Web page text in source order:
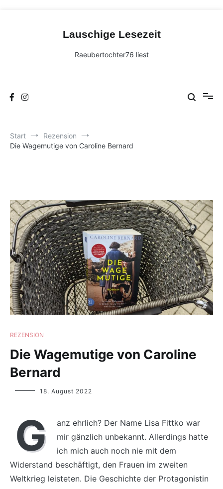
Lauschige Lesezeit
Raeubertochter76 liest
Start
Rezension
Die Wagemutige von Caroline Bernard
REZENSION
Die Wagemutige von Caroline
Bernard
Yvonne
18. August 2022
G
anz ehrlich? Der Name Lisa Fittko war
mir gänzlich unbekannt. Allerdings hatte
ich mich auch noch nie mit dem
Widerstand beschäftigt, den Frauen im zweiten
Weltkrieg leisteten. Die Geschichte der Protagonistin